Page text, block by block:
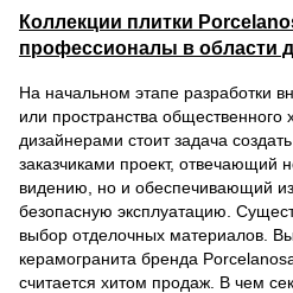
Коллекции плитки
профессионалы в области
На начальном этапе разработки
или пространства общественного
дизайнерами стоит задача
заказчиками проект, отвечающий
видению, но и обеспечивающий
безопасную эксплуатацию.
выбор отделочных материалов.
керамогранита бренда
считается хитом продаж. В чем